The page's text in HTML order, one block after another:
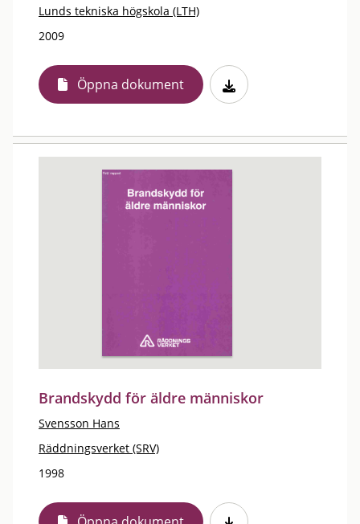
Lunds tekniska högskola (LTH)
2009
Öppna dokument
Brandskydd för äldre människor
Svensson Hans
Räddningsverket (SRV)
1998